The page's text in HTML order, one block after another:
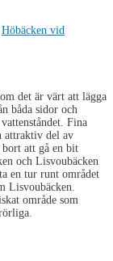
Höbäcken vid
det är värt att lägga
båda sidor och
Fina
attraktiv del av
att gå en bit
och Lisvoubäcken
en tur runt området
Lisvoubäcken.
område som